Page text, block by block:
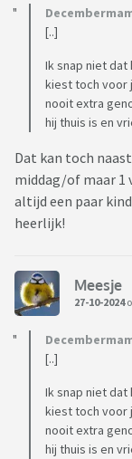
[..]
Ik snap niet
kiest toch voor
nooit extra
hij thuis is en
Dat kan toch
middag/of maar 1
altijd een paar
heerlijk!
Meesje
27-10-2024
[..]
Ik snap niet
kiest toch voor
nooit extra
hij thuis is en